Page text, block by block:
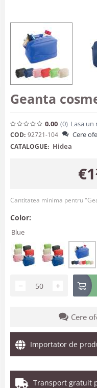
Geanta
0.00 (0) Lasa un
COD: 92721-104 Cere
CATALOGUE: Hidea
€1
Cantitatea minima pentru
Color:
Blue
+
−
Cere
Importator de
Transport gratuit